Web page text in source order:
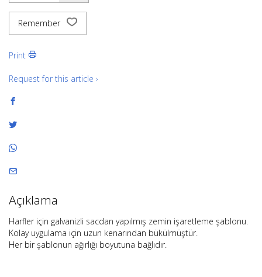
Remember
Print
Request for this article ›
Açıklama
Harfler için galvanizli sacdan yapılmış zemin işaretleme şablonu.
Kolay uygulama için uzun kenarından bükülmüştür.
Her bir şablonun ağırlığı boyutuna bağlıdır.